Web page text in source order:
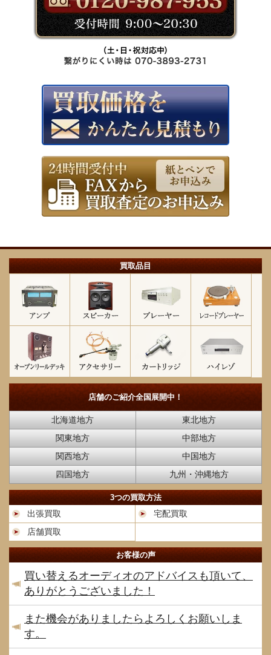
買取品目
店舗のご紹介全国展開中！
北海道地方
東北地方
関東地方
中部地方
関西地方
中国地方
四国地方
九州・沖縄地方
3つの買取方法
出張買取
宅配買取
店舗買取
お客様の声
買い替えるオーディオのアドバイスも頂いて、
ありがとうございました！
また機会がありましたらよろしくお願いしま
す。